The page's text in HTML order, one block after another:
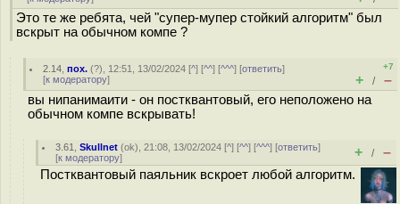
Это те же ребята, чей "супер-мупер стойкий алгоритм" был
вскрыт на обычном компе ?
2.14 ,пох. (?), 12:51, 13/02/2024 [^] [^^] [^^^] [ответить]
[к модератору]
+7
+ / –
вы нипанимаити - он постквантовый, его неположено на
обычном компе вскрывать!
3.61 ,Skullnet (ok), 21:08, 13/02/2024 [^] [^^] [^^^] [ответить]
[к модератору] + / –
Постквантовый паяльник вскроет любой алгоритм.